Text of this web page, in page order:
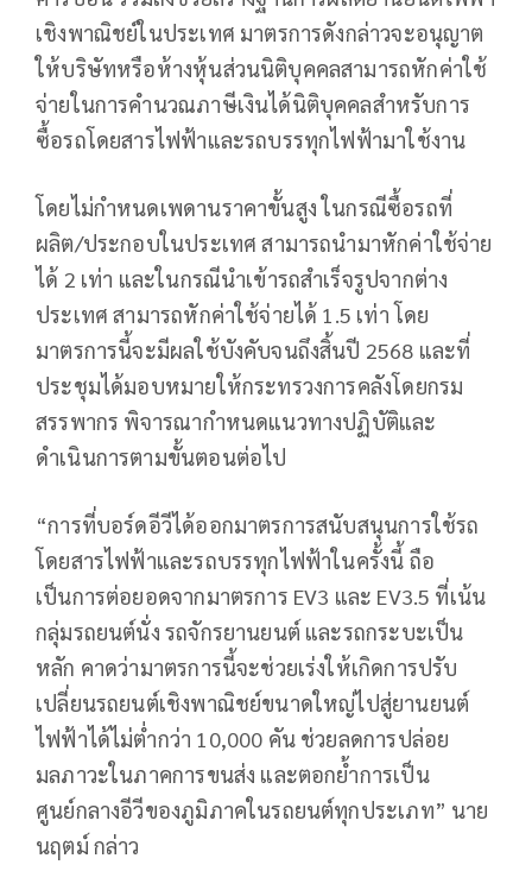
เชิงพาณิชย์ในประเทศ มาตรการดังกล่าวจะอนุญาต
ให้บริษัทหรือห้างหุ้นส่วนนิติบุคคลสามารถหักค่าใช้
จ่ายในการคำนวณภาษีเงินได้นิติบุคคลสำหรับการ
ซื้อรถโดยสารไฟฟ้าและรถบรรทุกไฟฟ้ามาใช้งาน
โดยไม่กำหนดเพดานราคาขั้นสูง ในกรณีซื้อรถที่
ผลิต/ประกอบในประเทศ สามารถนำมาหักค่าใช้จ่าย
ได้ 2 เท่า และในกรณีนำเข้ารถสำเร็จรูปจากต่าง
ประเทศ สามารถหักค่าใช้จ่ายได้ 1.5 เท่า โดย
มาตรการนี้จะมีผลใช้บังคับจนถึงสิ้นปี 2568 และที่
ประชุมได้มอบหมายให้กระทรวงการคลังโดยกรม
สรรพากร พิจารณากำหนดแนวทางปฏิบัติและ
ดำเนินการตามขั้นตอนต่อไป
“การที่บอร์ดอีวีได้ออกมาตรการสนับสนุนการใช้รถ
โดยสารไฟฟ้าและรถบรรทุกไฟฟ้าในครั้งนี้ ถือ
เป็นการต่อยอดจากมาตรการ EV3 และ EV3.5 ที่เน้น
กลุ่มรถยนต์นั่ง รถจักรยานยนต์ และรถกระบะเป็น
หลัก คาดว่ามาตรการนี้จะช่วยเร่งให้เกิดการปรับ
เปลี่ยนรถยนต์เชิงพาณิชย์ขนาดใหญ่ไปสู่ยานยนต์
ไฟฟ้าได้ไม่ต่ำกว่า 10,000 คัน ช่วยลดการปล่อย
มลภาวะในภาคการขนส่ง และตอกย้ำการเป็น
ศูนย์กลางอีวีของภูมิภาคในรถยนต์ทุกประเภท” นาย
นฤตม์ กล่าว